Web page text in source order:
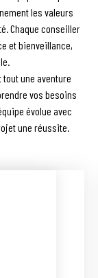
les valeurs
Chaque conseiller
et bienveillance,
une aventure
vos besoins
évolue avec
une réussite.